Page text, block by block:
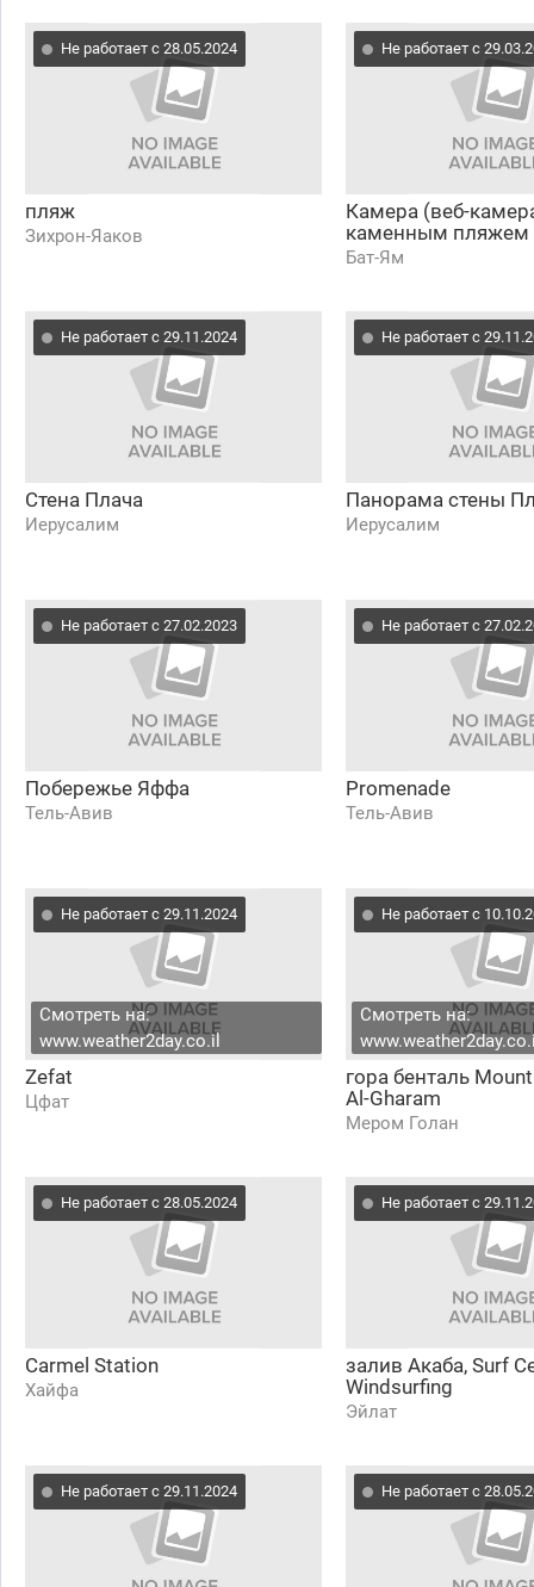
Не работает с 28.05.2024
пляж
Зихрон-Яаков
Не работает с
Камера (веб-
каменным пляжем
Бат-Ям
Не работает с 29.11.2024
Стена Плача
Иерусалим
Не работает с
Панорама стены
Иерусалим
Не работает с 27.02.2023
Побережье Яффа
Тель-Авив
Не работает с
Promenade
Тель-Авив
Не работает с 29.11.2024
Смотреть на:
www.weather2day.co.il
Zefat
Цфат
Не работает с
Смотреть на:
гора бенталь
Al-Gharam
Мером Голан
Не работает с 28.05.2024
Carmel Station
Хайфа
Не работает с
залив Акаба, Surf
Windsurfing
Эйлат
Не работает с 29.11.2024 Не работает с